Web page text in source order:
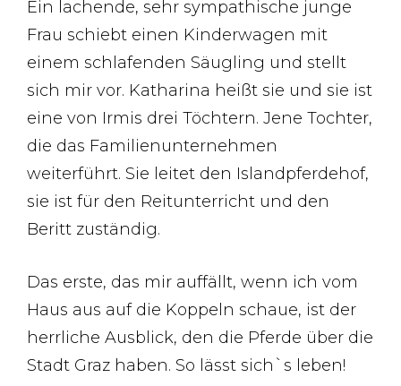
Ein lachende, sehr sympathische junge
Frau schiebt einen Kinderwagen mit
einem schlafenden Säugling und stellt
sich mir vor. Katharina heißt sie und sie ist
eine von Irmis drei Töchtern. Jene Tochter,
die das Familienunternehmen
weiterführt. Sie leitet den Islandpferdehof,
sie ist für den Reitunterricht und den
Beritt zuständig.
Das erste, das mir auffällt, wenn ich vom
Haus aus auf die Koppeln schaue, ist der
herrliche Ausblick, den die Pferde über die
Stadt Graz haben. So lässt sich`s leben!